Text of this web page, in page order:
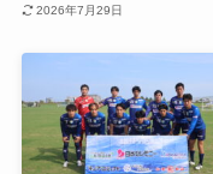
2026年7月29日